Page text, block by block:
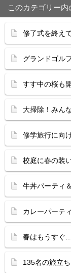
このカテゴリー内
修了式を終
グランドゴル
すす中の桜も
大掃除！みん
修学旅行に
校庭に春の装
牛丼パーテ
カレーパー
春はもうすぐ
135名の旅立